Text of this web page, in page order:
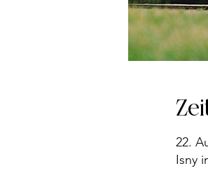
22.
Isny